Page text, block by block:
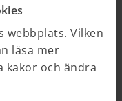
webbplats. Vilken
läsa mer
kakor och ändra
för unga och
åt Boverket att se
Boverket
som